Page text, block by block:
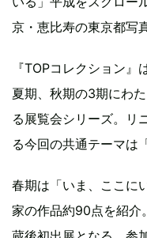
京・恵比寿の東京都写
『TOPコレクション』
夏期、秋期の3期にわ
る展覧会シリーズ。リ
る今回の共通テーマは
春期は「いま、ここに
家の作品約90点を紹介